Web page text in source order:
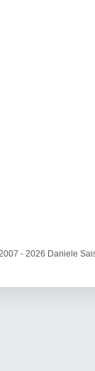
- 2026 Daniele